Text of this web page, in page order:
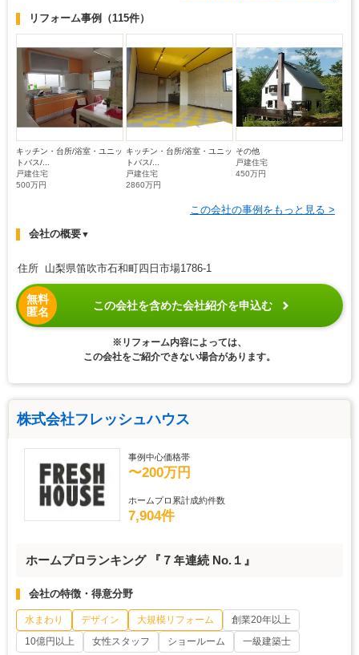
リフォーム事例 （115件）
キッチン・台所/浴室・ユニッ
トバス/...
戸建住宅
500万円
キッチン・台所/浴室・ユニッ
トバス/...
戸建住宅
2860万円
その他
戸建住宅
450万円
この会社の事例をもっと見る >
会社の概要▼
住所 山梨県笛吹市石和町四日市場1786-1
無料
匿名
この会社を含めた会社紹介を申込む
※リフォーム内容によっては、
この会社をご紹介できない場合があります。
株式会社フレッシュハウス
事例中心価格帯
〜200万円
ホームプロ累計成約件数
7,904件
ホームプロランキング 『７年連続 No.１』
会社の特徴・得意分野
水まわり デザイン 大規模リフォーム
創業20年以上
10億円以上
女性スタッフ ショールーム 一級建築士